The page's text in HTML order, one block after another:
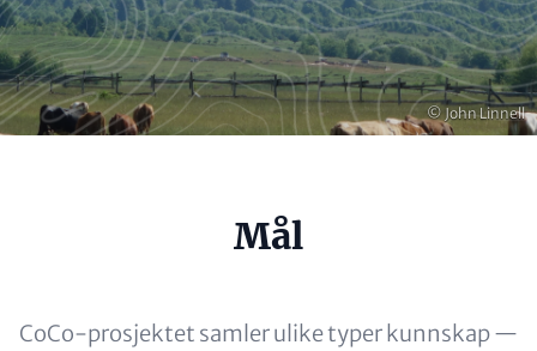
Opphavsrett
© John Linnell
Mål
Content
CoCo-prosjektet samler ulike typer kunnskap —